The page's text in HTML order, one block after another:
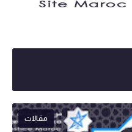
مقالات